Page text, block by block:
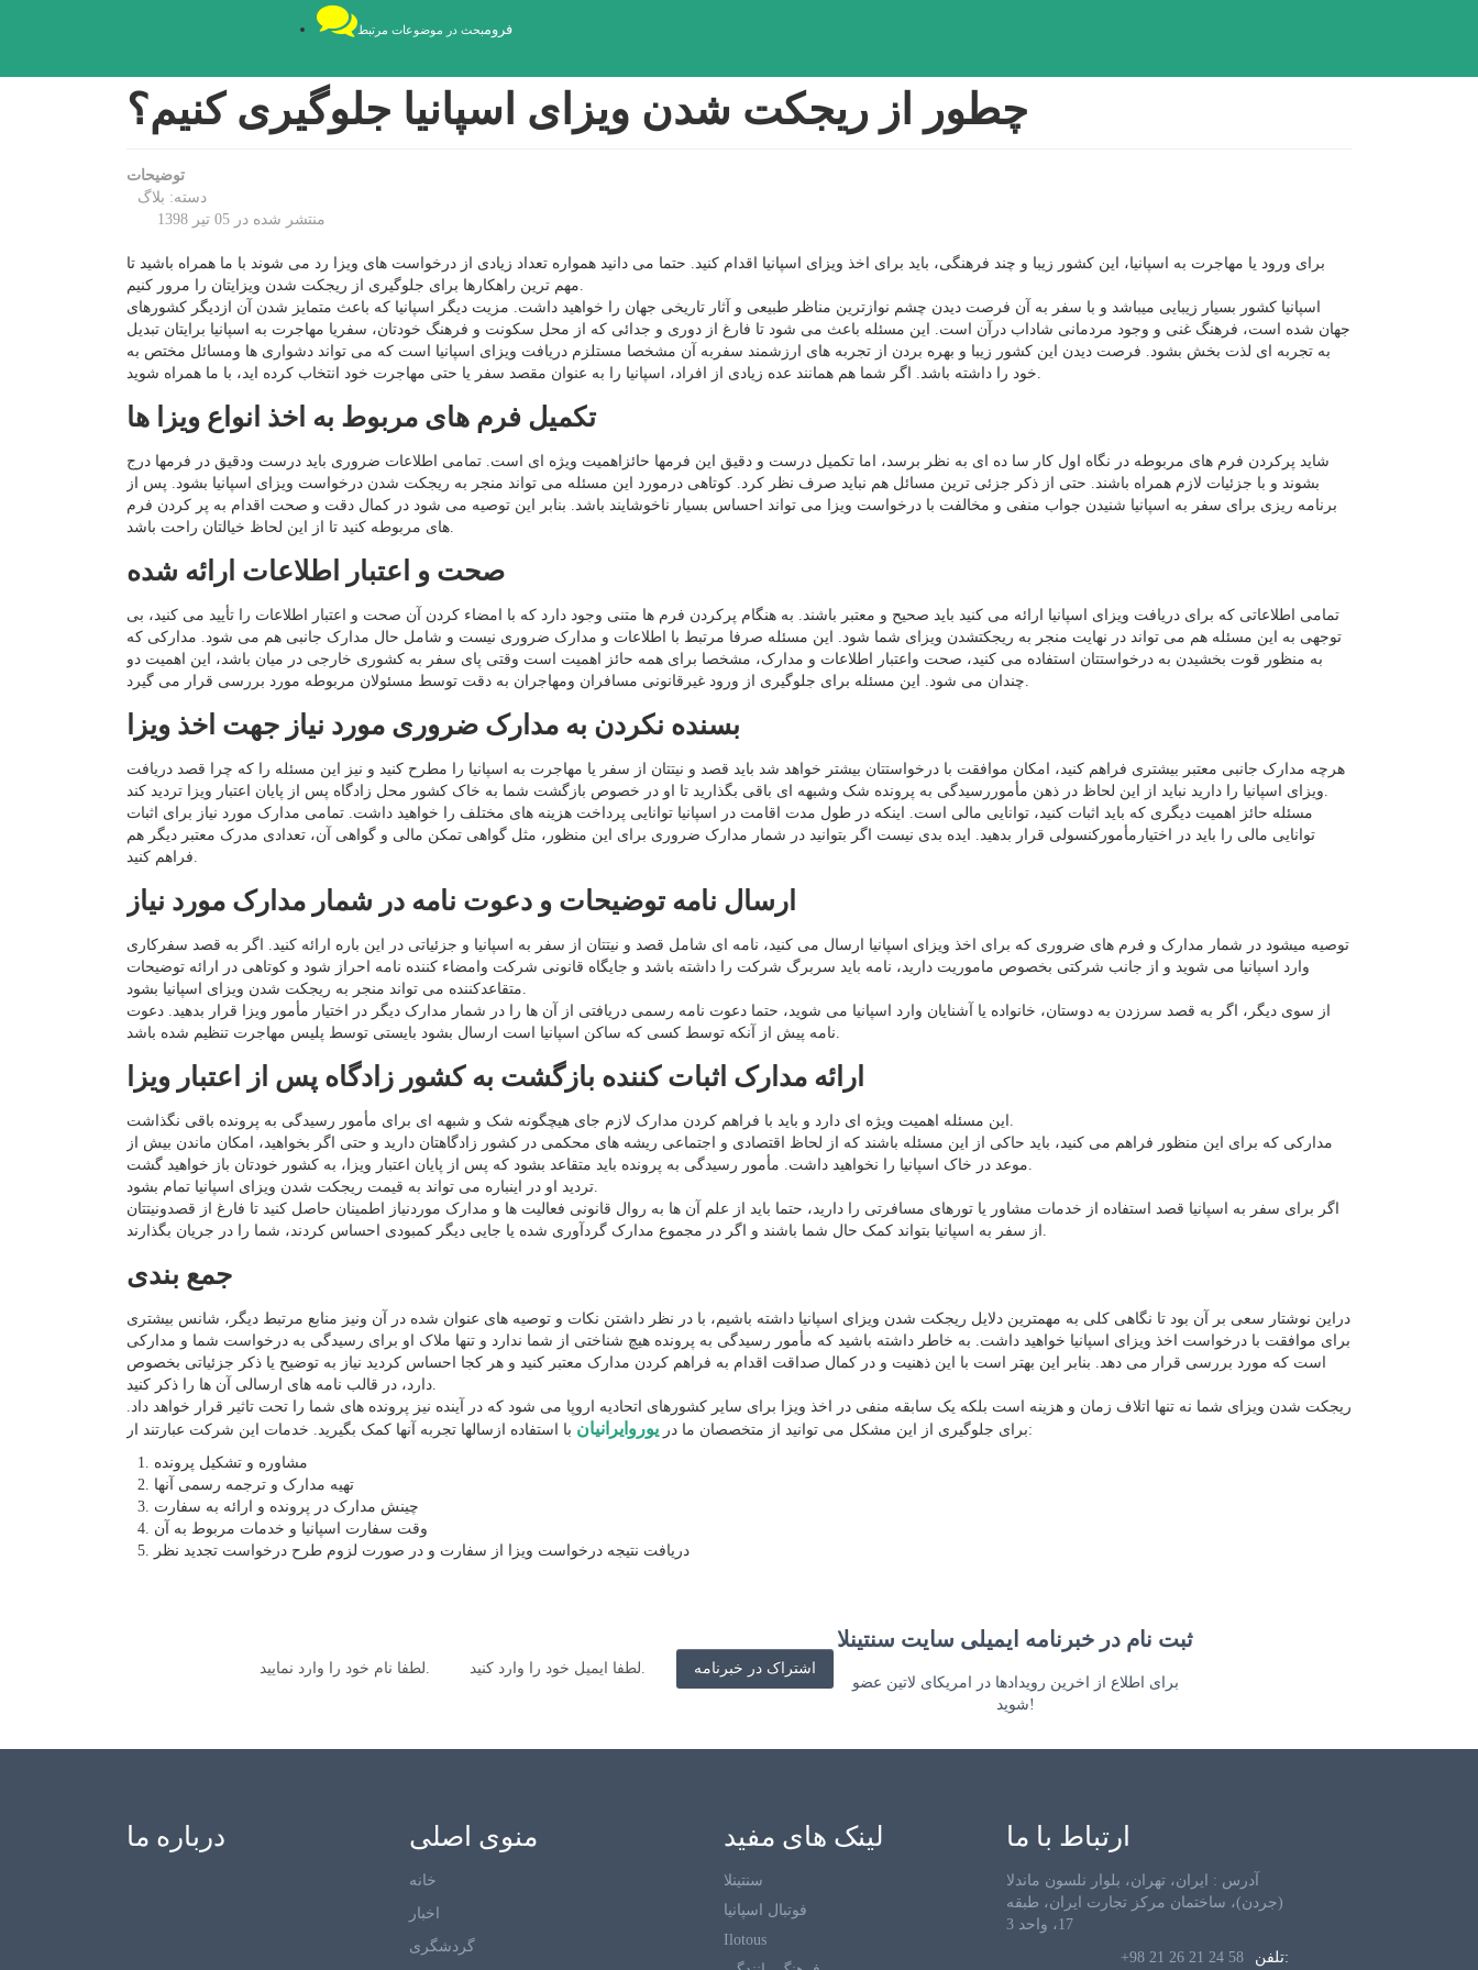
فرومبحث در موضوعات مرتبط
چطور از ریجکت شدن ویزای اسپانیا جلوگیری کنیم؟
توضیحات
دسته: بلاگ
منتشر شده در 05 تیر 1398
برای ورود یا مهاجرت به اسپانیا، این کشور زیبا و چند فرهنگی، باید برای اخذ ویزای اسپانیا اقدام کنید. حتما می دانید همواره تعداد زیادی از درخواست های ویزا رد می شوند با ما همراه باشید تا
مهم ترین راهکارها برای جلوگیری از ریجکت شدن ویزایتان را مرور کنیم.
اسپانیا کشور بسیار زیبایی میباشد و با سفر به آن فرصت دیدن چشم نوازترین مناظر طبیعی و آثار تاریخی جهان را خواهید داشت. مزیت دیگر اسپانیا که باعث متمایز شدن آن ازدیگر کشورهای
جهان شده است، فرهنگ غنی و وجود مردمانی شاداب درآن است. این مسئله باعث می شود تا فارغ از دوری و جدائی که از محل سکونت و فرهنگ خودتان، سفریا مهاجرت به اسپانیا برایتان تبدیل
به تجربه ای لذت بخش بشود. فرصت دیدن این کشور زیبا و بهره بردن از تجربه های ارزشمند سفربه آن مشخصا مستلزم دریافت ویزای اسپانیا است که می تواند دشواری ها ومسائل مختص به
خود را داشته باشد. اگر شما هم همانند عده زیادی از افراد، اسپانیا را به عنوان مقصد سفر یا حتی مهاجرت خود انتخاب کرده اید، با ما همراه شوید.
تکمیل فرم های مربوط به اخذ انواع ویزا ها
شاید پرکردن فرم های مربوطه در نگاه اول کار سا ده ای به نظر برسد، اما تکمیل درست و دقیق این فرمها حائزاهمیت ویژه ای است. تمامی اطلاعات ضروری باید درست ودقیق در فرمها درج
بشوند و با جزئیات لازم همراه باشند. حتی از ذکر جزئی ترین مسائل هم نباید صرف نظر کرد. کوتاهی درمورد این مسئله می تواند منجر به ریجکت شدن درخواست ویزای اسپانیا بشود. پس از
برنامه ریزی برای سفر به اسپانیا شنیدن جواب منفی و مخالفت با درخواست ویزا می تواند احساس بسیار ناخوشایند باشد. بنابر این توصیه می شود در کمال دقت و صحت اقدام به پر کردن فرم
های مربوطه کنید تا از این لحاظ خیالتان راحت باشد.
صحت و اعتبار اطلاعات ارائه شده
تمامی اطلاعاتی که برای دریافت ویزای اسپانیا ارائه می کنید باید صحیح و معتبر باشند. به هنگام پرکردن فرم ها متنی وجود دارد که با امضاء کردن آن صحت و اعتبار اطلاعات را تأیید می کنید، بی
توجهی به این مسئله هم می تواند در نهایت منجر به ریجکتشدن ویزای شما شود. این مسئله صرفا مرتبط با اطلاعات و مدارک ضروری نیست و شامل حال مدارک جانبی هم می شود. مدارکی که
به منظور قوت بخشیدن به درخواستتان استفاده می کنید، صحت واعتبار اطلاعات و مدارک، مشخصا برای همه حائز اهمیت است وقتی پای سفر به کشوری خارجی در میان باشد، این اهمیت دو
چندان می شود. این مسئله برای جلوگیری از ورود غیرقانونی مسافران ومهاجران به دقت توسط مسئولان مربوطه مورد بررسی قرار می گیرد.
بسنده نکردن به مدارک ضروری مورد نیاز جهت اخذ ویزا
هرچه مدارک جانبی معتبر بیشتری فراهم کنید، امکان موافقت با درخواستتان بیشتر خواهد شد باید قصد و نیتتان از سفر یا مهاجرت به اسپانیا را مطرح کنید و نیز این مسئله را که چرا قصد دریافت
ویزای اسپانیا را دارید نباید از این لحاظ در ذهن مأموررسیدگی به پرونده شک وشبهه ای باقی بگذارید تا او در خصوص بازگشت شما به خاک کشور محل زادگاه پس از پایان اعتبار ویزا تردید کند.
مسئله حائز اهمیت دیگری که باید اثبات کنید، توانایی مالی است. اینکه در طول مدت اقامت در اسپانیا توانایی پرداخت هزینه های مختلف را خواهید داشت. تمامی مدارک مورد نیاز برای اثبات
توانایی مالی را باید در اختیارمأمورکنسولی قرار بدهید. ایده بدی نیست اگر بتوانید در شمار مدارک ضروری برای این منظور، مثل گواهی تمکن مالی و گواهی آن، تعدادی مدرک معتبر دیگر هم
فراهم کنید.
ارسال نامه توضیحات و دعوت نامه در شمار مدارک مورد نیاز
توصیه میشود در شمار مدارک و فرم های ضروری که برای اخذ ویزای اسپانیا ارسال می کنید، نامه ای شامل قصد و نیتتان از سفر به اسپانیا و جزئیاتی در این باره ارائه کنید. اگر به قصد سفرکاری
وارد اسپانیا می شوید و از جانب شرکتی بخصوص ماموریت دارید، نامه باید سربرگ شرکت را داشته باشد و جایگاه قانونی شرکت وامضاء کننده نامه احراز شود و کوتاهی در ارائه توضیحات
متقاعدکننده می تواند منجر به ریجکت شدن ویزای اسپانیا بشود.
از سوی دیگر، اگر به قصد سرزدن به دوستان، خانواده یا آشنایان وارد اسپانیا می شوید، حتما دعوت نامه رسمی دریافتی از آن ها را در شمار مدارک دیگر در اختیار مأمور ویزا قرار بدهید. دعوت
نامه پیش از آنکه توسط کسی که ساکن اسپانیا است ارسال بشود بایستی توسط پلیس مهاجرت تنظیم شده باشد.
ارائه مدارک اثبات کننده بازگشت به کشور زادگاه پس از اعتبار ویزا
این مسئله اهمیت ویژه ای دارد و باید با فراهم کردن مدارک لازم جای هیچگونه شک و شبهه ای برای مأمور رسیدگی به پرونده باقی نگذاشت.
مدارکی که برای این منظور فراهم می کنید، باید حاکی از این مسئله باشند که از لحاظ اقتصادی و اجتماعی ریشه های محکمی در کشور زادگاهتان دارید و حتی اگر بخواهید، امکان ماندن بیش از
موعد در خاک اسپانیا را نخواهید داشت. مأمور رسیدگی به پرونده باید متقاعد بشود که پس از پایان اعتبار ویزا، به کشور خودتان باز خواهید گشت.
تردید او در اینباره می تواند به قیمت ریجکت شدن ویزای اسپانیا تمام بشود.
اگر برای سفر به اسپانیا قصد استفاده از خدمات مشاور یا تورهای مسافرتی را دارید، حتما باید از علم آن ها به روال قانونی فعالیت ها و مدارک موردنیاز اطمینان حاصل کنید تا فارغ از قصدونیتتان
از سفر به اسپانیا بتواند کمک حال شما باشند و اگر در مجموع مدارک گردآوری شده یا جایی دیگر کمبودی احساس کردند، شما را در جریان بگذارند.
جمع بندی
دراین نوشتار سعی بر آن بود تا نگاهی کلی به مهمترین دلایل ریجکت شدن ویزای اسپانیا داشته باشیم، با در نظر داشتن نکات و توصیه های عنوان شده در آن ونیز منابع مرتبط دیگر، شانس بیشتری
برای موافقت با درخواست اخذ ویزای اسپانیا خواهید داشت. به خاطر داشته باشید که مأمور رسیدگی به پرونده هیچ شناختی از شما ندارد و تنها ملاک او برای رسیدگی به درخواست شما و مدارکی
است که مورد بررسی قرار می دهد. بنابر این بهتر است با این ذهنیت و در کمال صداقت اقدام به فراهم کردن مدارک معتبر کنید و هر کجا احساس کردید نیاز به توضیح یا ذکر جزئیاتی بخصوص
دارد، در قالب نامه های ارسالی آن ها را ذکر کنید.
ریجکت شدن ویزای شما نه تنها اتلاف زمان و هزینه است بلکه یک سابقه منفی در اخذ ویزا برای سایر کشورهای اتحادیه اروپا می شود که در آینده نیز پرونده های شما را تحت تاثیر قرار خواهد داد.
برای جلوگیری از این مشکل می توانید از متخصصان ما دریوروایرانیان
با استفاده ازسالها تجربه آنها کمک بگیرید. خدمات این شرکت عبارتند ار:
مشاوره و تشکیل پرونده
تهیه مدارک و ترجمه رسمی آنها
چینش مدارک در پرونده و ارائه به سفارت
وقت سفارت اسپانیا و خدمات مربوط به آن
دریافت نتیجه درخواست ویزا از سفارت و در صورت لزوم طرح درخواست تجدید نظر
ثبت نام در خبرنامه ایمیلی سایت سنتینلا
برای اطلاع از اخرین رویدادها در امریکای لاتین عضو
شوید!
درباره ما منوی اصلی
خانه
اخبار
گردشگری
لینک های مفید
سنتینلا
فوتبال اسپانیا
Ilotous
ارتباط با ما
آدرس : ایران، تهران، بلوار نلسون ماندلا
(جردن)، ساختمان مرکز تجارت ایران، طبقه
17، واحد 3
تلفن:
+98 21 26 21 24 58